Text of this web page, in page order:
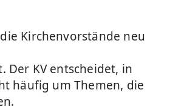
Kirchenvorstände neu
Der KV entscheidet, in
häufig um Themen, die